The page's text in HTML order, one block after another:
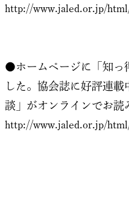
http://www.jaled.or.jp/
●ホームページに「知っ
した。協会誌に好評連
談」がオンラインでお読
http://www.jaled.or.jp/